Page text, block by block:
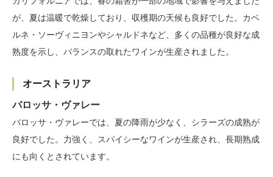
が、夏は温暖で乾燥しており、収穫期の天候も良好でした。カベ
ルネ・ソーヴィニヨンやシャルドネなど、多くの品種が良好な成
熟度を示し、バランスの取れたワインが生産されました。
オーストラリア
バロッサ・ヴァレー
バロッサ・ヴァレーでは、夏の降雨が少なく、シラーズの成熟が
良好でした。力強く、スパイシーなワインが生産され、長期熟成
にも向くとされています。